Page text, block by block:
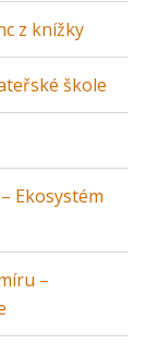
z knížky
škole
Ekosystém
–